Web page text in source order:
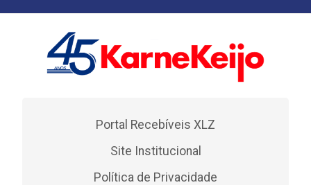
Portal Recebíveis XLZ
Site Institucional
Política de Privacidade